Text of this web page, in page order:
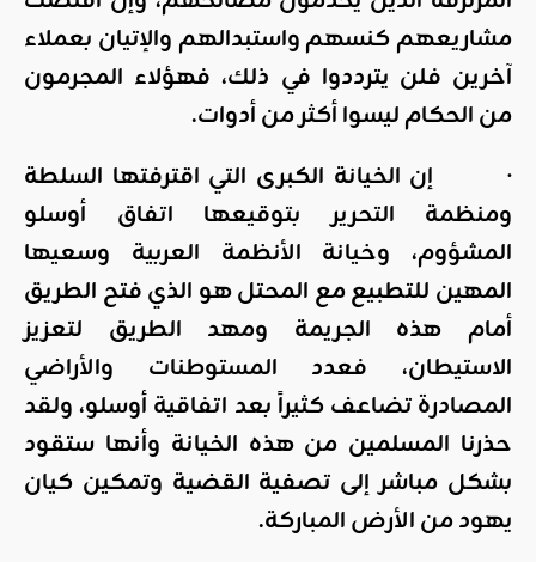
مشاريعهم كنسهم واستبدالهم والإتيان بعملاء
آخرين فلن يترددوا في ذلك، فهؤلاء المجرمون
من الحكام ليسوا أكثر من أدوات.
· إن الخيانة الكبرى التي اقترفتها السلطة
ومنظمة التحرير بتوقيعها اتفاق أوسلو
المشؤوم، وخيانة الأنظمة العربية وسعيها
المهين للتطبيع مع المحتل هو الذي فتح الطريق
أمام هذه الجريمة ومهد الطريق لتعزيز
الاستيطان، فعدد المستوطنات والأراضي
المصادرة تضاعف كثيراً بعد اتفاقية أوسلو، ولقد
حذرنا المسلمين من هذه الخيانة وأنها ستقود
بشكل مباشر إلى تصفية القضية وتمكين كيان
يهود من الأرض المباركة.